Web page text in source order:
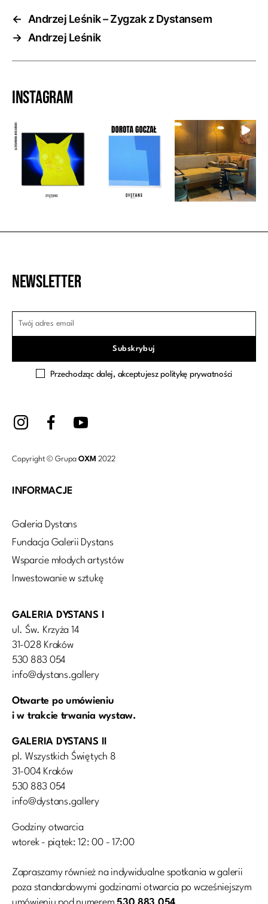
←
Andrzej Leśnik – Zygzak z Dystansem
→ Andrzej Leśnik
Instagram
Newsletter
Przechodząc dalej, akceptujesz politykę prywatności
Copyright © Grupa OXM 2022
INFORMACJE
Galeria Dystans
Fundacja Galerii Dystans
Wsparcie młodych artystów
Inwestowanie w sztukę
GALERIA DYSTANS I
ul. Św. Krzyża 14
31-028 Kraków
530 883 054
info@dystans.gallery
Otwarte po umówieniu
i w trakcie trwania wystaw.
GALERIA DYSTANS II
pl. Wszystkich Świętych 8
31-004 Kraków
530 883 054
info@dystans.gallery
Godziny otwarcia
wtorek - piątek: 12: 00 - 17:00
Zapraszamy również na indywidualne spotkania w galerii
poza standardowymi godzinami otwarcia po wcześniejszym